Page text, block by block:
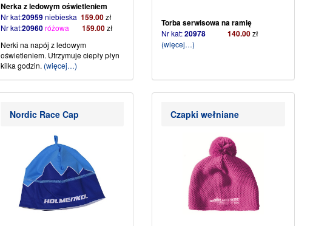
Nerka z ledowym oświetleniem
Nr kat:20959niebieska 159.00 zł
Nr kat:20960 różowa 159.00 zł
Nerki na napój z ledowym
oświetleniem. Utrzymuje ciepły płyn
kilka godzin. (więcej…)
Torba serwisowa na ramię
Nr kat:20978140.00zł
(więcej…)
Nordic Race Cap Czapki wełniane